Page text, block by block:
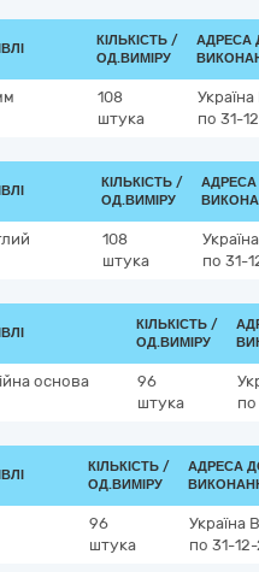
КІЛЬКІСТЬ /
ОД.ВИМІРУ
АДРЕСА
108
штука
Україна
по 31-
КІЛЬКІСТЬ /
ОД.ВИМІРУ
108
штука
Україна
по 31-
КІЛЬКІСТЬ /
ОД.ВИМІРУ
основа
96
штука
КІЛЬКІСТЬ /
ОД.ВИМІРУ
АДРЕСА
96
штука
Україна
по 31-